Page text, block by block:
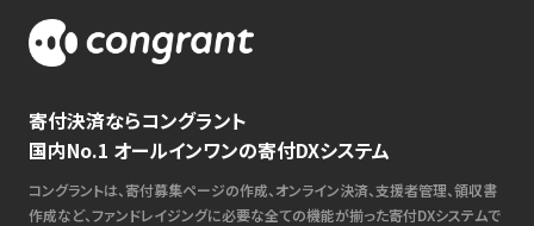
寄付決済ならコングラント
国内No.1 オールインワンの寄付DXシステム
コングラントは、寄付募集ページの作成、オンライン決済、支援者管理、領収書
作成など、ファンドレイジングに必要な全ての機能が揃った寄付DXシステムで